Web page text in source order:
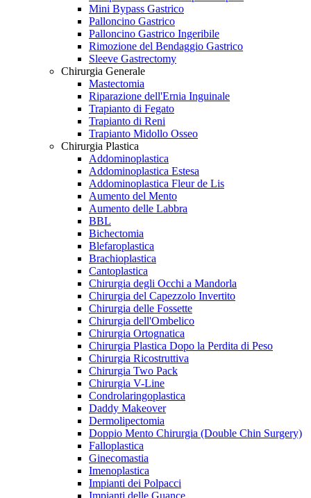
Mini Bypass Gastrico
Palloncino Gastrico
Palloncino Gastrico Ingeribile
Rimozione del Bendaggio Gastrico
Sleeve Gastrectomy
Chirurgia Generale
Mastectomia
Riparazione dell'Ernia Inguinale
Trapianto di Fegato
Trapianto di Reni
Trapianto Midollo Osseo
Chirurgia Plastica
Addominoplastica
Addominoplastica Estesa
Addominoplastica Fleur de Lis
Aumento del Mento
Aumento delle Labbra
BBL
Bichectomia
Blefaroplastica
Brachioplastica
Cantoplastica
Chirurgia degli Occhi a Mandorla
Chirurgia del Capezzolo Invertito
Chirurgia delle Fossette
Chirurgia dell'Ombelico
Chirurgia Ortognatica
Chirurgia Plastica Dopo la Perdita di Peso
Chirurgia Ricostruttiva
Chirurgia Two Pack
Chirurgia V-Line
Condrolaringoplastica
Daddy Makeover
Dermolipectomia
Doppio Mento Chirurgia (Double Chin Surgery)
Falloplastica
Ginecomastia
Imenoplastica
Impianti dei Polpacci
Impianti delle Guance